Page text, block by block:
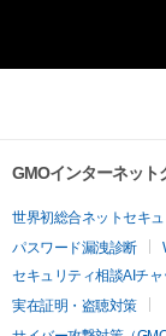
GMOインターネット
世界初総合ネットセキ
パスワード漏洩診断
セキュリティ相談AIチャ
実在証明・盗聴対策